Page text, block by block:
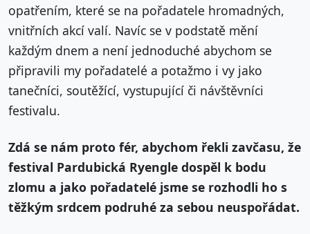
opatřením, které se na pořadatele hromadných,
vnitřních akcí valí. Navíc se v podstatě mění
každým dnem a není jednoduché abychom se
připravili my pořadatelé a potažmo i vy jako
tanečníci, soutěžící, vystupující či návštěvníci
festivalu.
Zdá se nám proto fér, abychom řekli zavčasu, že
festival Pardubická Ryengle dospěl k bodu
zlomu a jako pořadatelé jsme se rozhodli ho s
těžkým srdcem podruhé za sebou neuspořádat.